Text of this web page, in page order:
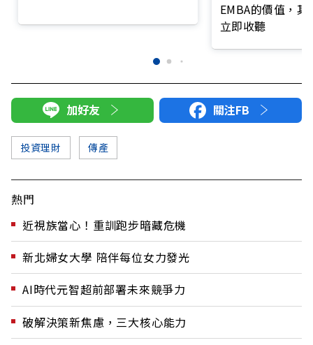
EMBA的價值，
立即收聽
加好友 關注FB
投資理財 傳產
熱門
近視族當心！重訓跑步暗藏危機
新北婦女大學 陪伴每位女力發光
AI時代元智超前部署未來競爭力
破解決策新焦慮，三大核心能力